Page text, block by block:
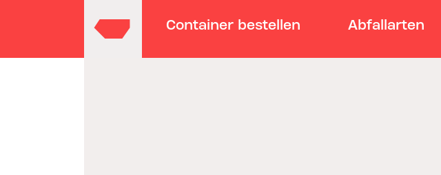
Container bestellen Abfallarten